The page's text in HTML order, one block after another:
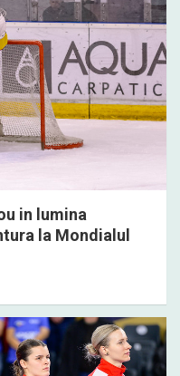
in lumina
la Mondialul